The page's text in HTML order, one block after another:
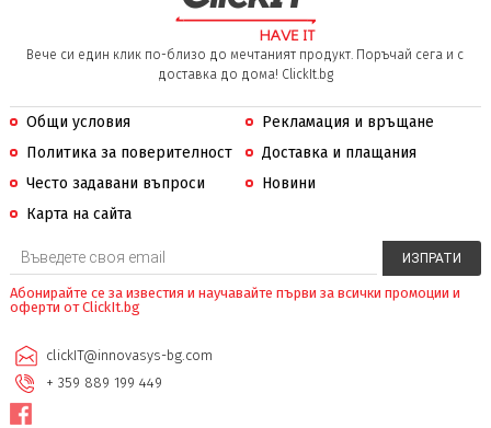
Вече си един клик по-близо до мечтаният продукт. Поръчай сега и с
доставка до дома! ClickIt.bg
Общи условия
Рекламация и връщане
Политика за поверителност
Доставка и плащания
Често задавани въпроси
Новини
Карта на сайта
Абонирайте се за известия и научавайте първи за всички промоции и
оферти от ClickIt.bg
clickIT@innovasys-bg.com
+ 359 889 199 449